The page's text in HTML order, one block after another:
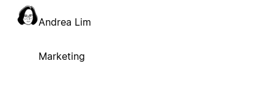
Andrea Lim
Marketing